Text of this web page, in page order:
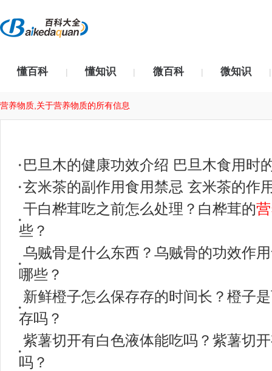
懂百科 | 懂知识 | 微百科 | 微知识 |
营养物质,关于营养物质的所有信息
巴旦木的健康功效介绍 巴旦木食用时
玄米茶的副作用食用禁忌 玄米茶的作
干白桦茸吃之前怎么处理？白桦茸的
些？
乌贼骨是什么东西？乌贼骨的功效作
哪些？
新鲜橙子怎么保存存的时间长？橙子
存吗？
紫薯切开有白色液体能吃吗？紫薯切
吗？